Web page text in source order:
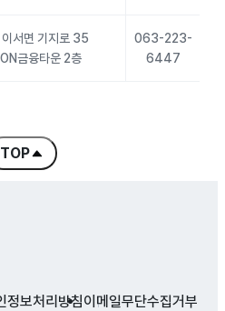
이서면 기지로 35
금융타운 2층
063-223-
6447
TOP
텐츠 처음으로 바로 가기
정보처리방침이메일무단수집거부